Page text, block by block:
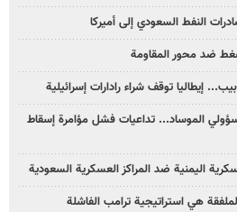
النفط السعودي إلى أميركا
ضد محور المقاومة
إيطاليا توقف شراء رادارات إسرائيلية
الموساد... تداعيات فشل مؤامرة إسقاط
اليمنية ضد المراكز العسكرية السعودية
هي استراتيجية ترامب الفاشلة